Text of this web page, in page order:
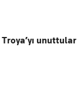
unuttular